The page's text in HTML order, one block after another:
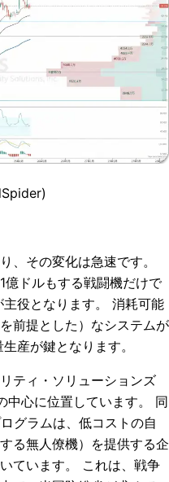
、その変化は急速です。
億ドルもする戦闘機だけで
役となります。 消耗可能
前提とした）なシステムが
産が鍵となります。
ティ・ソリューションズ
中心に位置しています。 同
グラムは、低コストの自
る無人僚機）を提供する企
ています。 これは、戦争